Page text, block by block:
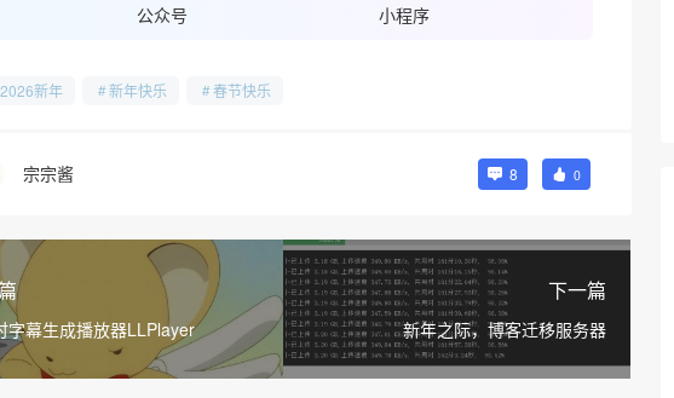
公众号 小程序
2026新年 新年快乐 春节快乐
宗宗酱 8 0
字幕生成播放器LLPlayer
下一篇
新年之际，博客迁移服务器